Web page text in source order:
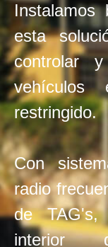
Instalamos
esta
controlar
restringido.
Con
radio
de
interior